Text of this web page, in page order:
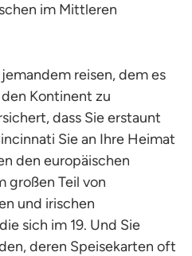
im Mittleren
reisen, dem es
Kontinent zu
dass Sie erstaunt
Sie an Ihre Heimat
den europäischen
großen Teil von
und irischen
sich im 19. Und Sie
deren Speisekarten oft